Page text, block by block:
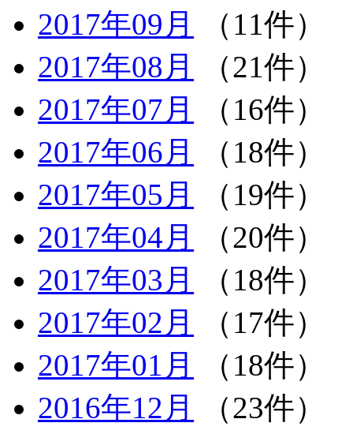
2017年09月
（11件）
2017年08月
（21件）
2017年07月
（16件）
2017年06月
（18件）
2017年05月
（19件）
2017年04月
（20件）
2017年03月
（18件）
2017年02月
（17件）
2017年01月
（18件）
2016年12月
（23件）